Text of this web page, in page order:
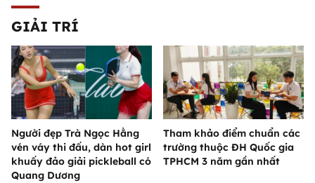
GIẢI TRÍ
Người đẹp Trà Ngọc Hằng
vén váy thi đấu, dàn hot girl
khuấy đảo giải pickleball có
Quang Dương
Tham khảo điểm chuẩn các
trường thuộc ĐH Quốc gia
TPHCM 3 năm gần nhất